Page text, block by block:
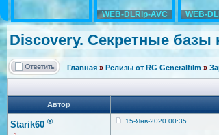
WEB-DLRip-AVC WEB-
Discovery. Секретные базы
Главная » Релизы от RG Generalfilm »
Автор
Starik60 ® 15-Янв-2020 00:35